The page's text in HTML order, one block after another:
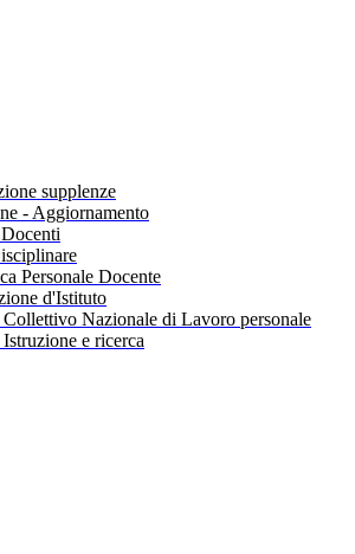
supplenze
- Aggiornamento
Personale Docente
d'Istituto
Nazionale di Lavoro personale
e ricerca